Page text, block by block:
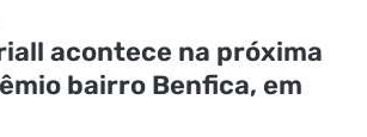
acontece na próxima
bairro Benfica, em